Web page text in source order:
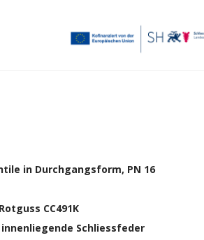
in Durchgangsform, PN 16
CC491K
Schliessfeder